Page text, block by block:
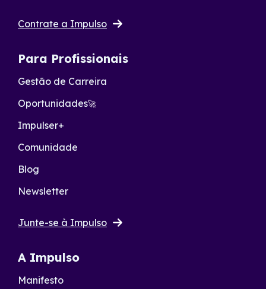
Contrate a Impulso
Para Profissionais
Gestão de Carreira
Oportunidades🚀
Impulser+
Comunidade
Blog
Newsletter
Junte-se à Impulso
A Impulso
Manifesto